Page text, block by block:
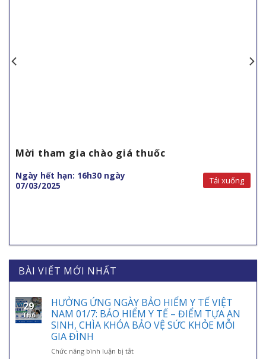
Mời tham gia chào giá thuốc
Ngày hết hạn: 16h30 ngày
07/03/2025
Tải xuống
BÀI VIẾT MỚI NHẤT
29
Th6
HƯỞNG ỨNG NGÀY BẢO HIỂM Y TẾ VIỆT
NAM 01/7: BẢO HIỂM Y TẾ – ĐIỂM TỰA AN
SINH, CHÌA KHÓA BẢO VỆ SỨC KHỎE MỖI
GIA ĐÌNH
Chức năng bình luận bị tắtở